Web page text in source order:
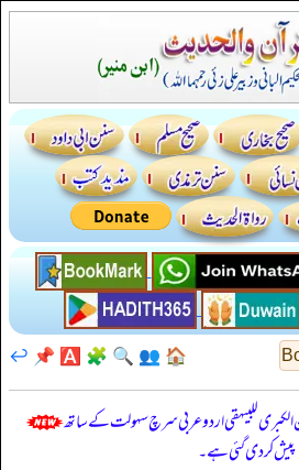
🏠
👥
🔍
🧩
🅰️
📌
↩️
الكبرى للبيهقي اردو عربی سرچ سہولت کے ساتھ
پیش کر دی گئی ہے۔